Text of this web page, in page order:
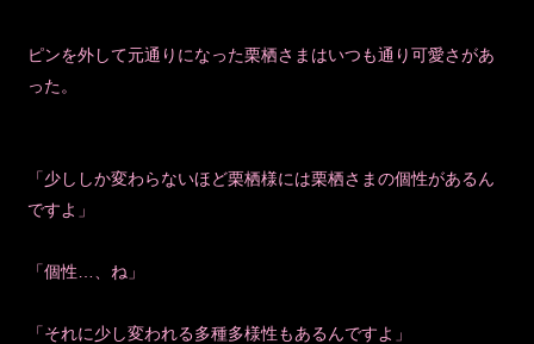
ピンを外して元通りになった栗栖さまはいつも通り可愛さがあ
った。
「少ししか変わらないほど栗栖様には栗栖さまの個性があるん
ですよ」
「個性…、ね」
「それに少し変われる多種多様性もあるんですよ」